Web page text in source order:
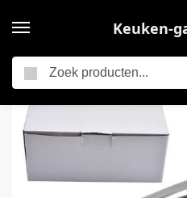
Keuken-
Trommelrasp – Met 4 Rollen – RVS – Handgebogen – Spiraalsnijder – Roterende – Handmatige Kaassnijder –